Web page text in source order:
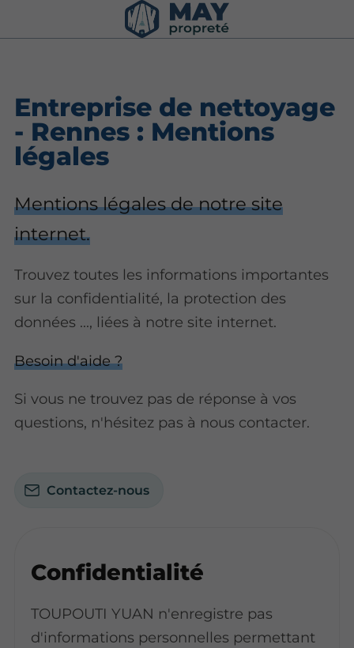
Entreprise de nettoyage
- Rennes : Mentions
légales
Mentions légales de notre site
internet.
Trouvez toutes les informations importantes
sur la confidentialité, la protection des
données ..., liées à notre site internet.
Besoin d'aide ?
Si vous ne trouvez pas de réponse à vos
questions, n'hésitez pas à nous contacter.
Contactez-nous
Confidentialité
TOUPOUTI YUAN n'enregistre pas
d'informations personnelles permettant